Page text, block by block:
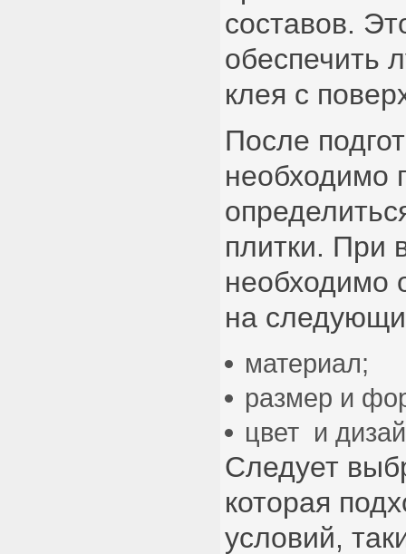
составов.
обеспечить
клея с
После
необходимо
плитки. При
необходимо
на
материал;
размер и
цвет и
Следует
которая
условий,